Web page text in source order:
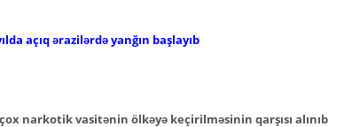
açıq ərazilərdə yanğın başlayıb
narkotik vasitənin ölkəyə keçirilməsinin qarşısı alınıb